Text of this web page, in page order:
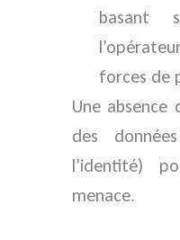
basant
forces de
Une absence
des
l’identité)
menace.